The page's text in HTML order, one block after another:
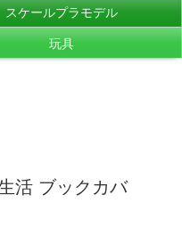
スケールプラモデル
玩具
活 ブックカバ